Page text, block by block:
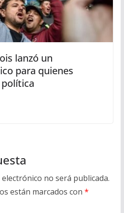
lanzó un
para quienes
no será publicada.
están marcados con *